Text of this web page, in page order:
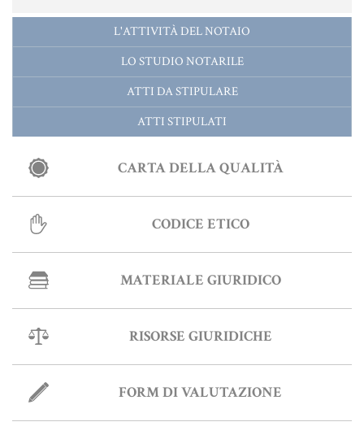
Fiscalità Speciale
CERTIFICAZIONE ENERGETICA
DETRAZIONI 36-41-50 %
INDICI E TASSI
TARSU
TASSAZIONE ATTI IMMOBILIARI
Informative Generali
ANTIRICICLAGGIO
L'ATTIVITÀ DEL NOTAIO
LO STUDIO NOTARILE
ATTI DA STIPULARE
ATTI STIPULATI
CARTA DELLA QUALITÀ
CODICE ETICO
MATERIALE GIURIDICO
RISORSE GIURIDICHE
FORM DI VALUTAZIONE